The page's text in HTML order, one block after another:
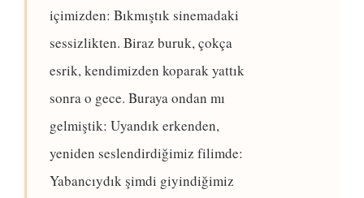
içimizden: Bıkmıştık sinemadaki
sessizlikten. Biraz buruk, çokça
esrik, kendimizden koparak yattık
sonra o gece. Buraya ondan mı
gelmiştik: Uyandık erkenden,
yeniden seslendirdiğimiz filimde:
Yabancıydık şimdi giyindiğimiz